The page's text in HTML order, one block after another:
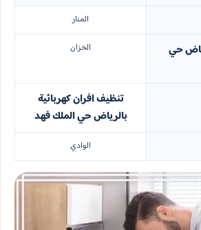
المنار
حي
الخزان
تنظيف افران كهربائية
بالرياض حي الملك فهد
الوادي